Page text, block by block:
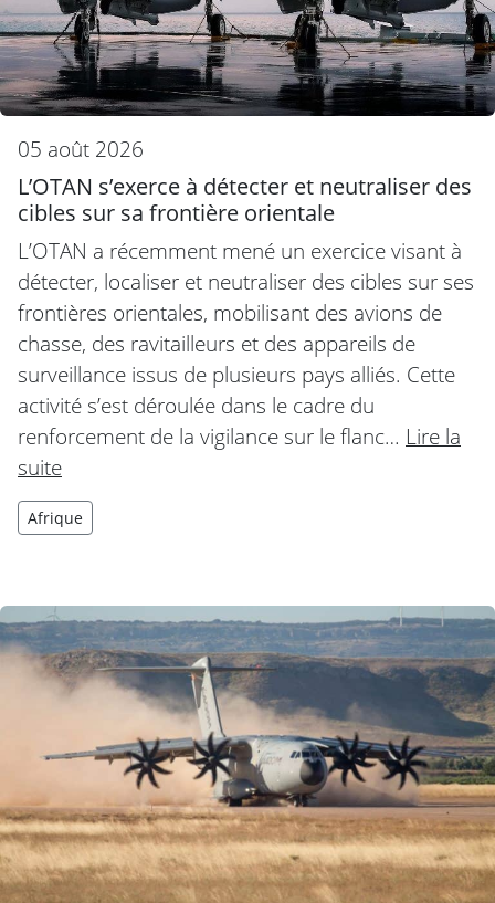
05 août 2026
L’OTAN s’exerce à détecter et neutraliser des
cibles sur sa frontière orientale
L’OTAN a récemment mené un exercice visant à
détecter, localiser et neutraliser des cibles sur ses
frontières orientales, mobilisant des avions de
chasse, des ravitailleurs et des appareils de
surveillance issus de plusieurs pays alliés. Cette
activité s’est déroulée dans le cadre du
renforcement de la vigilance sur le flanc… Lire la
suite
Afrique